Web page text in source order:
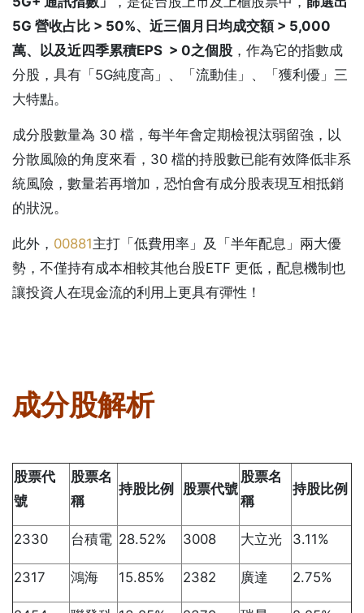
5G 營收占比 > 50%、近三個月日均成交額 > 5,000
萬、以及近四季累積EPS > 0之個股 ，作為它的指數成
分股，具有「5G純度高」、「流動佳」、「獲利優」三
大特點。
成分股數量為 30 檔，每半年會定期檢視汰弱留強，以
分散風險的角度來看，30 檔的持股數已能有效降低非系
統風險，數量若再增加，恐怕會有成分股表現互相抵銷
的狀況。
此外， 00881主打「低費用率」及「半年配息」兩大優
勢，不僅持有成本相較其他台股ETF 更低，配息機制也
讓投資人在現金流的利用上更具有彈性！
成分股解析
股票代
號
股票名
稱
持股比例 股票代號
股票名
稱
持股比例
2330 台積電 28.52% 3008 大立光 3.11%
2317 鴻海 15.85% 2382 廣達 2.75%